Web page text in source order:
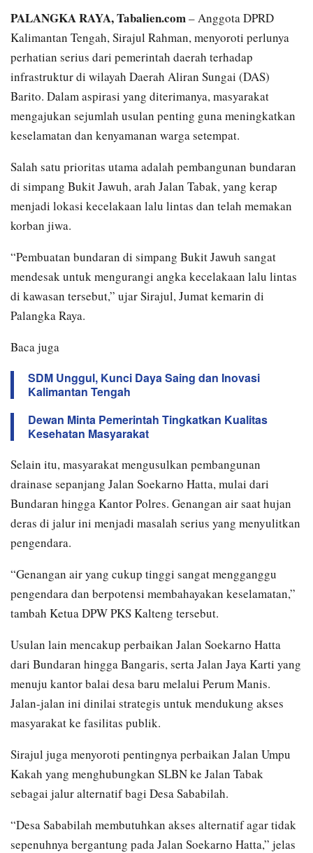
PALANGKA RAYA, Tabalien.com– Anggota DPRD
Kalimantan Tengah, Sirajul Rahman, menyoroti perlunya
perhatian serius dari pemerintah daerah terhadap
infrastruktur di wilayah Daerah Aliran Sungai (DAS)
Barito. Dalam aspirasi yang diterimanya, masyarakat
mengajukan sejumlah usulan penting guna meningkatkan
keselamatan dan kenyamanan warga setempat.
Salah satu prioritas utama adalah pembangunan bundaran
di simpang Bukit Jawuh, arah Jalan Tabak, yang kerap
menjadi lokasi kecelakaan lalu lintas dan telah memakan
korban jiwa.
“Pembuatan bundaran di simpang Bukit Jawuh sangat
mendesak untuk mengurangi angka kecelakaan lalu lintas
di kawasan tersebut,” ujar Sirajul, Jumat kemarin di
Palangka Raya.
Baca juga
SDM Unggul, Kunci Daya Saing dan Inovasi
Kalimantan Tengah
Dewan Minta Pemerintah Tingkatkan Kualitas
Kesehatan Masyarakat
Selain itu, masyarakat mengusulkan pembangunan
drainase sepanjang Jalan Soekarno Hatta, mulai dari
Bundaran hingga Kantor Polres. Genangan air saat hujan
deras di jalur ini menjadi masalah serius yang menyulitkan
pengendara.
“Genangan air yang cukup tinggi sangat mengganggu
pengendara dan berpotensi membahayakan keselamatan,”
tambah Ketua DPW PKS Kalteng tersebut.
Usulan lain mencakup perbaikan Jalan Soekarno Hatta
dari Bundaran hingga Bangaris, serta Jalan Jaya Karti yang
menuju kantor balai desa baru melalui Perum Manis.
Jalan-jalan ini dinilai strategis untuk mendukung akses
masyarakat ke fasilitas publik.
Sirajul juga menyoroti pentingnya perbaikan Jalan Umpu
Kakah yang menghubungkan SLBN ke Jalan Tabak
sebagai jalur alternatif bagi Desa Sababilah.
“Desa Sababilah membutuhkan akses alternatif agar tidak
sepenuhnya bergantung pada Jalan Soekarno Hatta,” jelas